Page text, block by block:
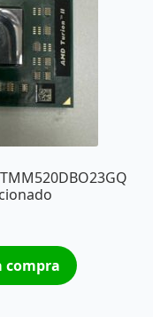
compra